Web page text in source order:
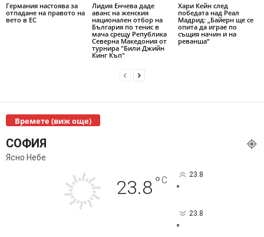
Германия настоява за
отпадане на правото на
вето в ЕС
Лидия Енчева даде
аванс на женския
национален отбор на
България по тенис в
мача срещу Република
Северна Македония от
турнира "Били Джийн
Кинг Къп"
Хари Кейн след
победата над Реал
Мадрид: „Байерн ще се
опита да играе по
същия начин и на
реванша“
Времете (виж още)
СОФИЯ
Ясно Небе
23.8°C 23.8
°
23.8
°